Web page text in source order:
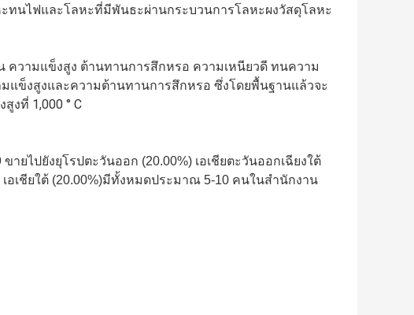
นไฟและโลหะที่มีพันธะผ่านกระบวนการโลหะผงวัสดุโลหะ
วามแข็งสูง ต้านทานการสึกหรอ ความเหนียวดี ทนความ
แข็งสูงและความต้านทานการสึกหรอ ซึ่งโดยพื้นฐานแล้วจะ
งที่ 1,000 ° C
ยไปยังยุโรปตะวันออก (20.00%) เอเชียตะวันออกเฉียงใต้
เอเชียใต้ (20.00%)มีทั้งหมดประมาณ 5-10 คนในสำนักงาน